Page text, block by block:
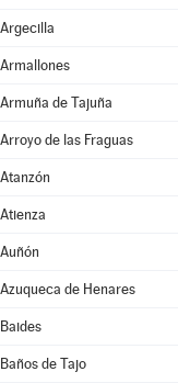
Argecilla
Armallones
Armuña de Tajuña
Arroyo de las Fraguas
Atanzón
Atienza
Auñón
Azuqueca de Henares
Baides
Baños de Tajo